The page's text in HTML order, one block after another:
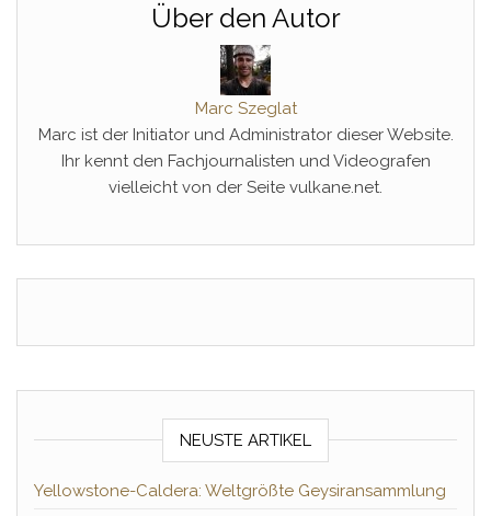
Über den Autor
Marc Szeglat
Marc ist der Initiator und Administrator dieser Website.
Ihr kennt den Fachjournalisten und Videografen
vielleicht von der Seite vulkane.net.
NEUSTE ARTIKEL
Yellowstone-Caldera: Weltgrößte Geysiransammlung